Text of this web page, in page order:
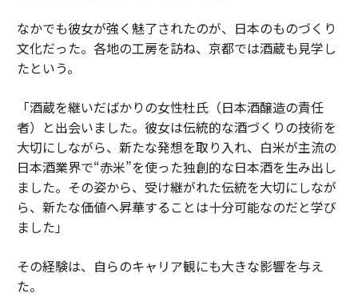
なかでも彼女が強く魅了されたのが、日本のものづくり
文化だった。各地の工房を訪ね、京都では酒蔵も見学し
たという。
「酒蔵を継いだばかりの女性杜氏（日本酒醸造の責任
者）と出会いました。彼女は伝統的な酒づくりの技術を
大切にしながら、新たな発想を取り入れ、白米が主流の
日本酒業界で“赤米”を使った独創的な日本酒を生み出し
ました。その姿から、受け継がれた伝統を大切にしなが
ら、新たな価値へ昇華することは十分可能なのだと学び
ました」
その経験は、自らのキャリア観にも大きな影響を与え
た。